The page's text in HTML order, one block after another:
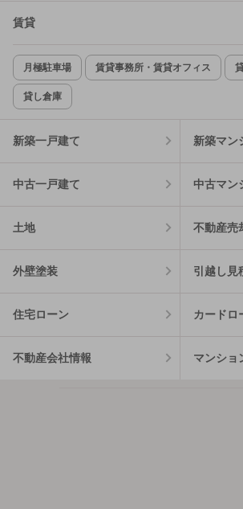
賃貸
月極駐車場 賃貸事務所・賃貸オフィス
貸し倉庫
新築一戸建て 新築マン
中古一戸建て 中古マン
土地 不動産売
外壁塗装 引越し見
住宅ローン カードロ
不動産会社情報 マンショ